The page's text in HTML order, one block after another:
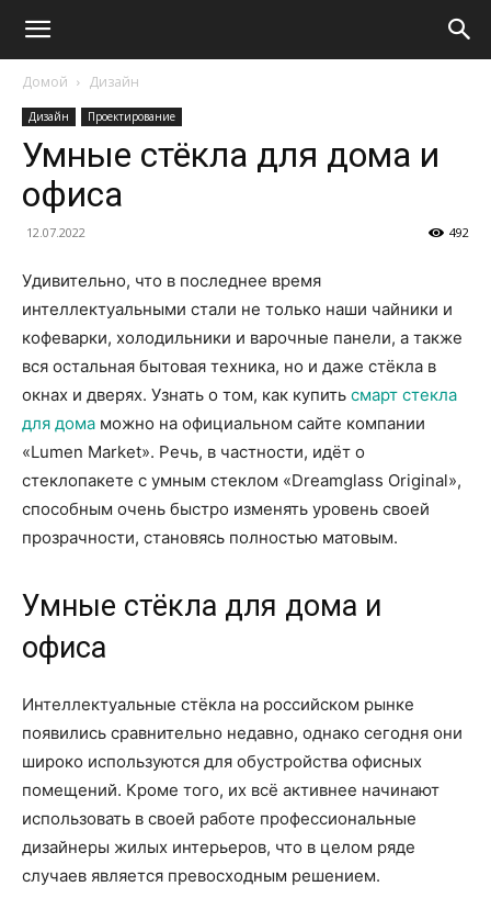
Домой Дизайн
Дизайн Проектирование
Умные стёкла для дома и
офиса
12.07.2022 492
Удивительно, что в последнее время
интеллектуальными стали не только наши чайники и
кофеварки, холодильники и варочные панели, а также
вся остальная бытовая техника, но и даже стёкла в
окнах и дверях. Узнать о том, как купить смарт стекла
для дома можно на официальном сайте компании
«Lumen Market». Речь, в частности, идёт о
стеклопакете с умным стеклом «Dreamglass Original»,
способным очень быстро изменять уровень своей
прозрачности, становясь полностью матовым.
Умные стёкла для дома и
офиса
Интеллектуальные стёкла на российском рынке
появились сравнительно недавно, однако сегодня они
широко используются для обустройства офисных
помещений. Кроме того, их всё активнее начинают
использовать в своей работе профессиональные
дизайнеры жилых интерьеров, что в целом ряде
случаев является превосходным решением.